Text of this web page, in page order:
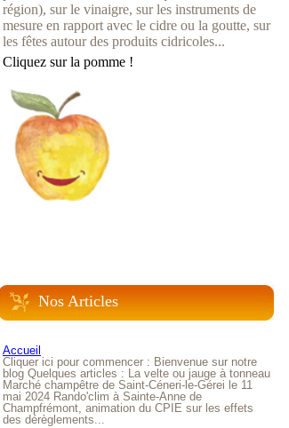
région), sur le vinaigre, sur les instruments de
mesure en rapport avec le cidre ou la goutte, sur
les fêtes autour des produits cidricoles...
Cliquez sur la pomme !
Nos Articles
Accueil
Cliquer ici pour commencer : Bienvenue sur notre
blog Quelques articles : La velte ou jauge à tonneau
Marché champêtre de Saint-Céneri-le-Gérei le 11
mai 2024 Rando'clim à Sainte-Anne de
Champfrémont, animation du CPIE sur les effets
des dérèglements...